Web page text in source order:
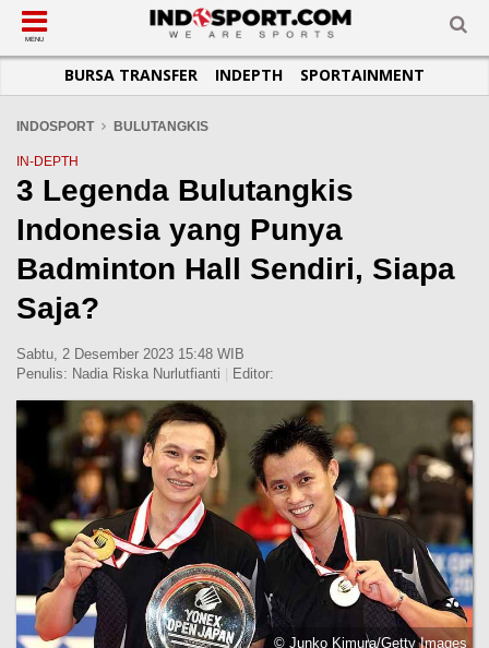
SUB-MENU
SEPAKBOLA
LIGA INGGRIS
LIGA ITALIA
LIGA SPANYOL
LIGA CHAMPIONS
LIGA PRANCIS
LIGA EUROPA
SUB-MENU
SPORTAINMENT
SUB-MENU
OTOMOTIF
OTOMANIA
SUB-MENU
BASKET
FUTSAL
OLIMPIK
E-SPORT
SUB-MENU
JADWAL
SUB-MENU
TOPIK HARI INI
INFOGRAFIS
GALERI FOTO
TEMPAT OLAHRAGA
PASUKAN SEHAT
MENU
BURSA TRANSFER INDEPTH SPORTAINMENT
INDOSPORT BULUTANGKIS
IN-DEPTH
3 Legenda Bulutangkis
Indonesia yang Punya
Badminton Hall Sendiri, Siapa
Saja?
Sabtu, 2 Desember 2023 15:48 WIB
Penulis: Nadia Riska Nurlutfianti Editor:
© Junko Kimura/Getty Images